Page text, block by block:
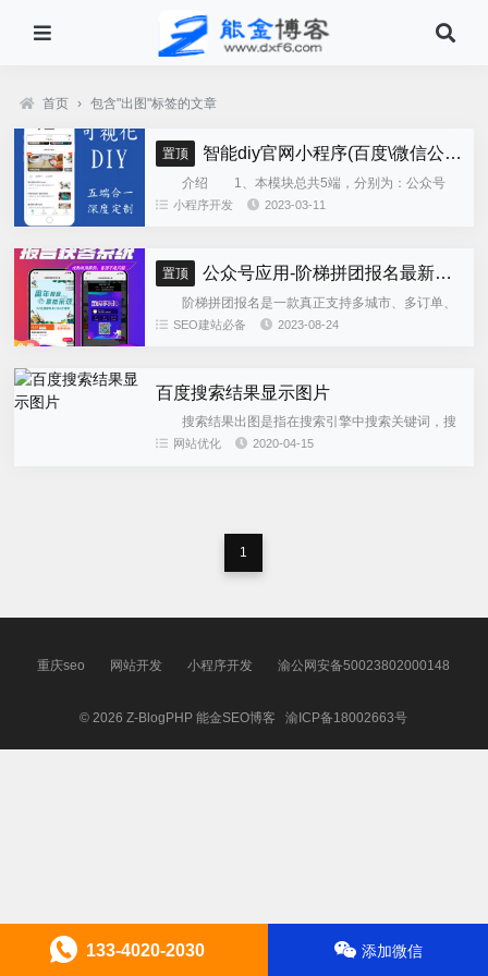
首页 › 包含"出图"标签的文章
置顶 智能diy官网小程序(百度\微信公众号\微信小程序\支付宝\抖音小程序)独立版
介绍 1、本模块总共5端，分别为：公众号
h5、微信小程序、百度小程序、支付宝小程序、......
小程序开发 2023-03-11
置顶 公众号应用-阶梯拼团报名最新版本源码程序
阶梯拼团报名是一款真正支持多城市、多订单、
全供应链商业模式，订单统计、核销、一键导出等强
SEO建站必备 2023-08-24
百度搜索结果显示图片
搜索结果出图是指在搜索引擎中搜索关键词，搜
索结果展示的网站索引自带展示图片，从而可以让网
网站优化 2020-04-15
1
重庆seo 网站开发 小程序开发 渝公网安备50023802000148
© 2026Z-BlogPHP 能金SEO博客渝ICP备18002663号
133-4020-2030 添加微信